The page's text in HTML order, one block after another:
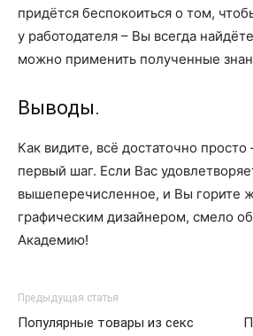
придётся беспокоиться о том,
у работодателя – Вы всегда
можно применить полученные
Выводы.
Как видите, всё достаточно просто
первый шаг. Если Вас
вышеперечисленное, и Вы горите
графическим дизайнером, смело
Академию!
Предыдущая статья
Популярные товары из секс